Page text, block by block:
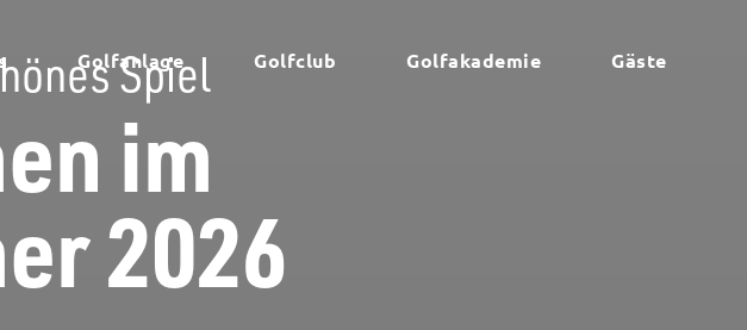
Golfanlage Golfclub Golfakademie Gäste
Spiel
im
2026